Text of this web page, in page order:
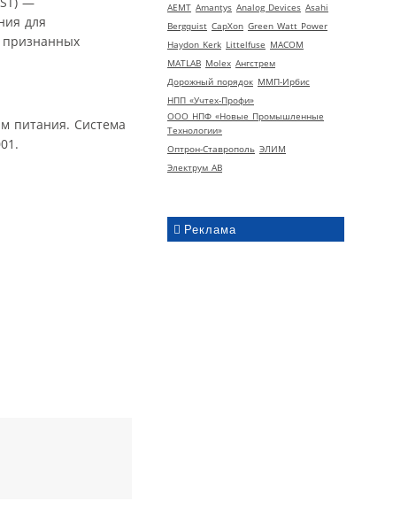
AEMT Amantys Analog Devices Asahi
Bergquist CapXon Green Watt Power
Haydon Kerk Littelfuse MACOM
MATLAB Molex Ангстрем
Дорожный порядок ММП-Ирбис
НПП «Учтех-Профи»
ООО НПФ «Новые Промышленные
Технологии»
Оптрон-Ставрополь ЭЛИМ
Электрум АВ
Реклама
для
признанных
питания. Система